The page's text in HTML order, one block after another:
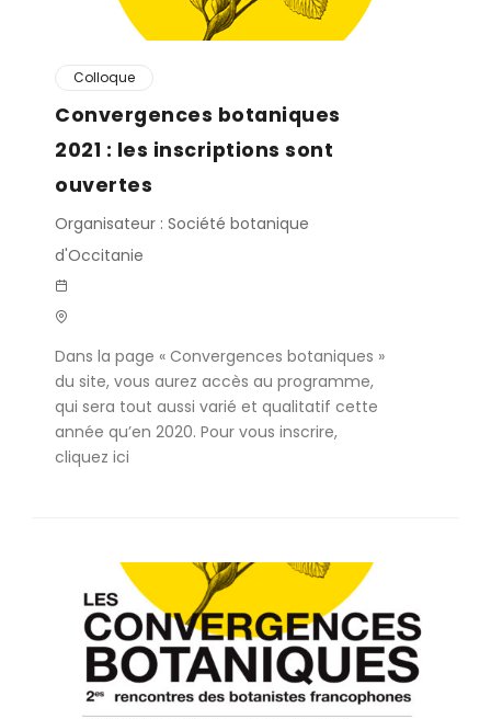
Colloque
Convergences botaniques
2021 : les inscriptions sont
ouvertes
Organisateur : Société botanique
d'Occitanie
Dans la page « Convergences botaniques »
du site, vous aurez accès au programme,
qui sera tout aussi varié et qualitatif cette
année qu’en 2020. Pour vous inscrire,
cliquez ici